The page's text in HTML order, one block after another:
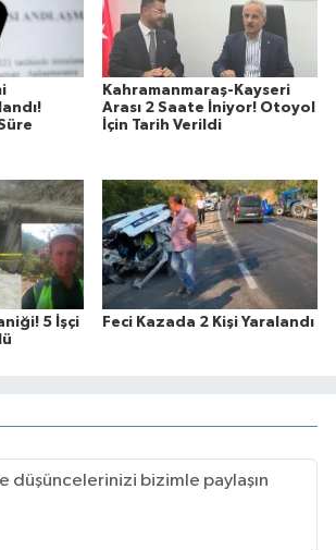
Kahramanmaraş-Kayseri
Arası 2 Saate İniyor! Otoyol
İçin Tarih Verildi
5 İşçi
Feci Kazada 2 Kişi Yaralandı